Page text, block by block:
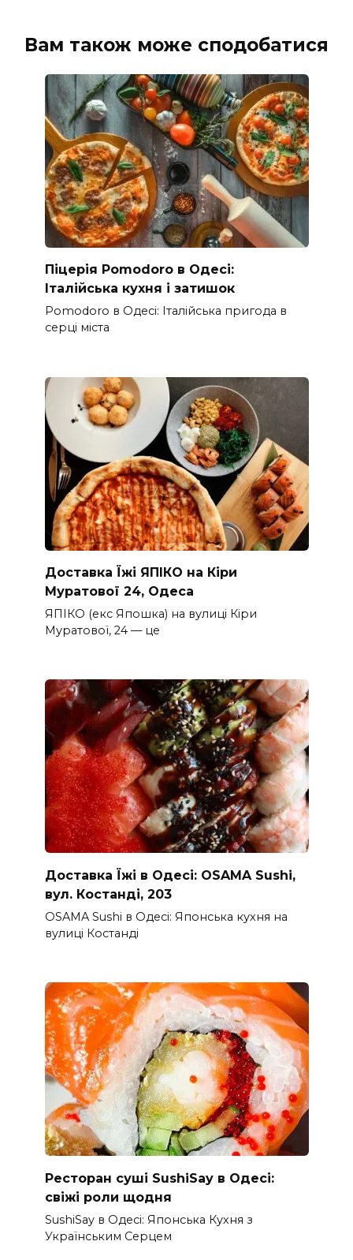
Вам також може сподобатися
Піцерія Pomodoro в Одесі:
Італійська кухня і затишок
Pomodoro в Одесі: Італійська пригода в
серці міста
Доставка Їжі ЯПІКО на Кіри
Муратової 24, Одеса
ЯПІКО (екс Япошка) на вулиці Кіри
Муратової, 24 — це
Доставка Їжі в Одесі: OSAMA Sushi,
вул. Костанді, 203
OSAMA Sushi в Одесі: Японська кухня на
вулиці Костанді
Ресторан суші SushiSay в Одесі:
свіжі роли щодня
SushiSay в Одесі: Японська Кухня з
Українським Серцем